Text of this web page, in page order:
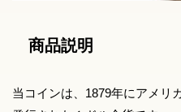
商品説明
当コインは、1879年にアメリ